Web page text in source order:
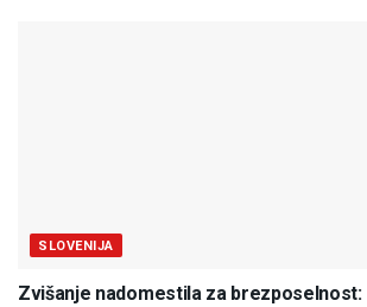
SLOVENIJA
Zvišanje nadomestila za brezposelnost: